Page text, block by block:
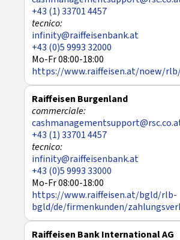
+43 (1) 33701 4457
infinity@raiffeisenbank.at
+43 (0)5 9993 32000
Mo-Fr 08:00-18:00
https://www.raiffeisen.at/noew/
Raiffeisen Burgenland
+43 (1) 33701 4457
infinity@raiffeisenbank.at
+43 (0)5 9993 33000
Mo-Fr 08:00-18:00
https://www.raiffeisen.at/bgld/rlb-
bgld/de/firmenkunden/
Raiffeisen Bank International AG